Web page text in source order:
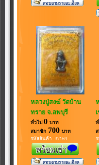
หลวงปู่สงฆ์ วัดบ้าน
ทราย จ.ลพบุรี
ทั่วไป 0 บาท
สมาชิก 700 บาท
รหัสสินค้า :37164